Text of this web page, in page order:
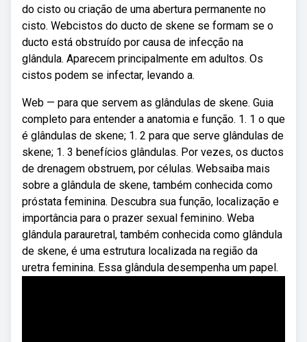
do cisto ou criação de uma abertura permanente no
cisto. Webcistos do ducto de skene se formam se o
ducto está obstruído por causa de infecção na
glândula. Aparecem principalmente em adultos. Os
cistos podem se infectar, levando a.
Web — para que servem as glândulas de skene. Guia
completo para entender a anatomia e função. 1. 1 o que
é glândulas de skene; 1. 2 para que serve glândulas de
skene; 1. 3 benefícios glândulas. Por vezes, os ductos
de drenagem obstruem, por células. Websaiba mais
sobre a glândula de skene, também conhecida como
próstata feminina. Descubra sua função, localização e
importância para o prazer sexual feminino. Weba
glândula parauretral, também conhecida como glândula
de skene, é uma estrutura localizada na região da
uretra feminina. Essa glândula desempenha um papel.